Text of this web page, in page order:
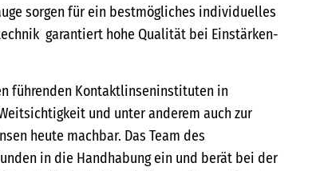
sorgen für ein bestmögliches individuelles
garantiert hohe Qualität bei Einstärken-
führenden Kontaktlinseninstituten in
und unter anderem auch zur
heute machbar. Das Team des
in die Handhabung ein und berät bei der